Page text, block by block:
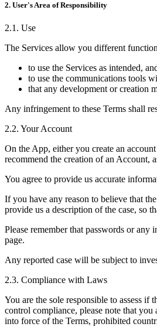
マルチプレイヤーゲーム
2. User's Area of Responsibility
2.1. Use
The Services allow you different
to use the Services as intended,
to use the communications tools
that any development or creation
Any infringement to these Terms shall
2.2. Your Account
On the App, either you create an
recommend the creation of an Account,
You agree to provide us accurate
If you have any reason to believe that
provide us a description of the case, so
Please remember that passwords or
page.
Any reported case will be subject to
2.3. Compliance with Laws
You are the sole responsible to assess
control compliance, please note that
into force of the Terms, prohibited